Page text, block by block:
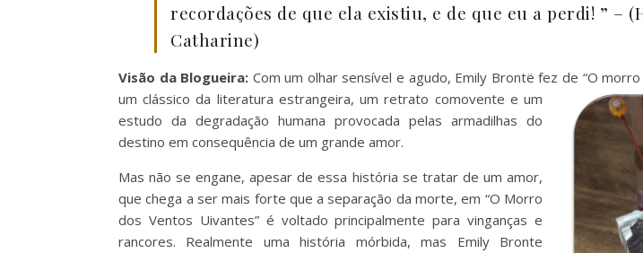
recordações de que ela existiu, e de que eu a perdi! ” –
Catharine)
Visão da Blogueira: Com um olhar sensível e agudo, Emily Brontë fez de “O
um clássico da literatura estrangeira, um retrato comovente e um
estudo da degradação humana provocada pelas armadilhas do
destino em consequência de um grande amor.
Mas não se engane, apesar de essa história se tratar de um amor,
que chega a ser mais forte que a separação da morte, em “O Morro
dos Ventos Uivantes” é voltado principalmente para vinganças e
rancores. Realmente uma história mórbida, mas Emily Bronte